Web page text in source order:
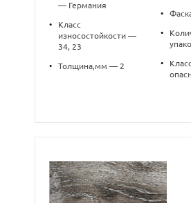
— Германия
•
Класс
износостойкости —
34, 23
• Толщина,мм — 2
•
•
•